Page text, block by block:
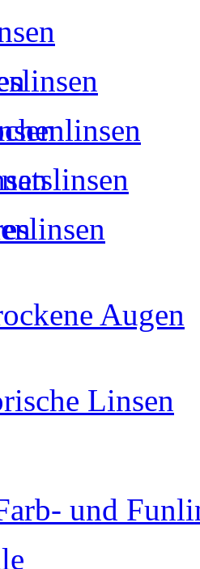
Augen
Linsen
und